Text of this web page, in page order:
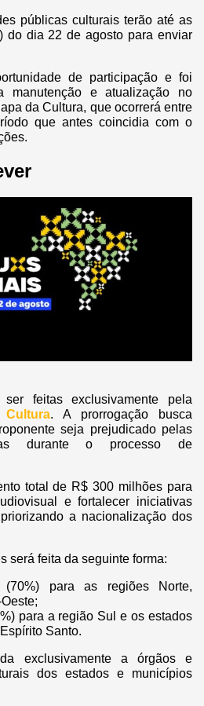
públicas culturais terão até as
do dia 22 de agosto para enviar
de participação e foi
manutenção e atualização no
da Cultura, que ocorrerá entre
que antes coincidia com o
feitas exclusivamente pela
. A prorrogação busca
seja prejudicado pelas
durante o processo de
total de R$ 300 milhões para
e fortalecer iniciativas
a nacionalização dos
será feita da seguinte forma:
para as regiões Norte,
para a região Sul e os estados
Santo.
exclusivamente a órgãos e
dos estados e municípios